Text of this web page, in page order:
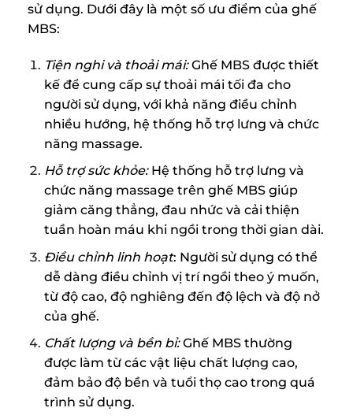
sử dụng. Dưới đây là một số ưu điểm của ghế
MBS:
Tiện nghi và thoải mái:Ghế MBS được thiết
kế để cung cấp sự thoải mái tối đa cho
người sử dụng, với khả năng điều chỉnh
nhiều hướng, hệ thống hỗ trợ lưng và chức
năng massage.
Hỗ trợ sức khỏe:Hệ thống hỗ trợ lưng và
chức năng massage trên ghế MBS giúp
giảm căng thẳng, đau nhức và cải thiện
tuần hoàn máu khi ngồi trong thời gian dài.
Điều chỉnh linh hoạt: Người sử dụng có thể
dễ dàng điều chỉnh vị trí ngồi theo ý muốn,
từ độ cao, độ nghiêng đến độ lệch và độ nở
của ghế.
Chất lượng và bền bỉ:Ghế MBS thường
được làm từ các vật liệu chất lượng cao,
đảm bảo độ bền và tuổi thọ cao trong quá
trình sử dụng.